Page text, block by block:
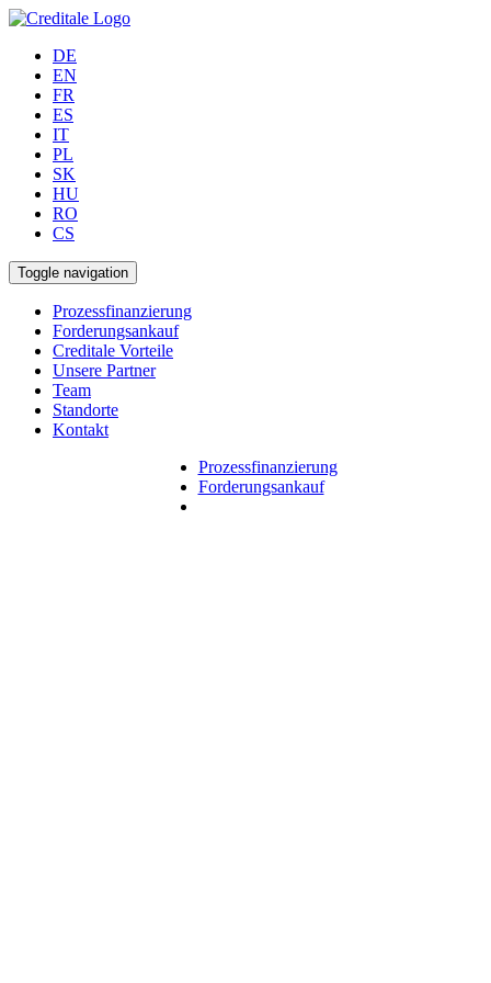
DE
EN
FR
ES
IT
PL
SK
HU
RO
CS
Toggle navigation
Prozessfinanzierung
Forderungsankauf
Creditale Vorteile
Unsere Partner
Team
Standorte
Kontakt
Prozessfinanzierung
Forderungsankauf